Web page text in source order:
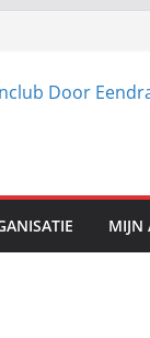
Door
MIJN